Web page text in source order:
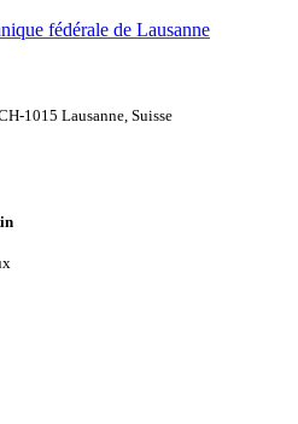
1015 Lausanne, Suisse